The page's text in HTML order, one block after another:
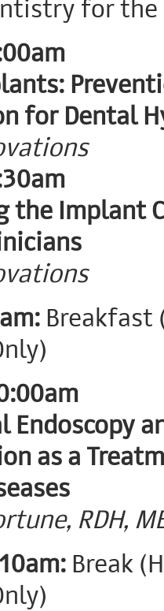
for
for Dental
the Implant
Breakfast
Endoscopy
as a
RDH,
Break